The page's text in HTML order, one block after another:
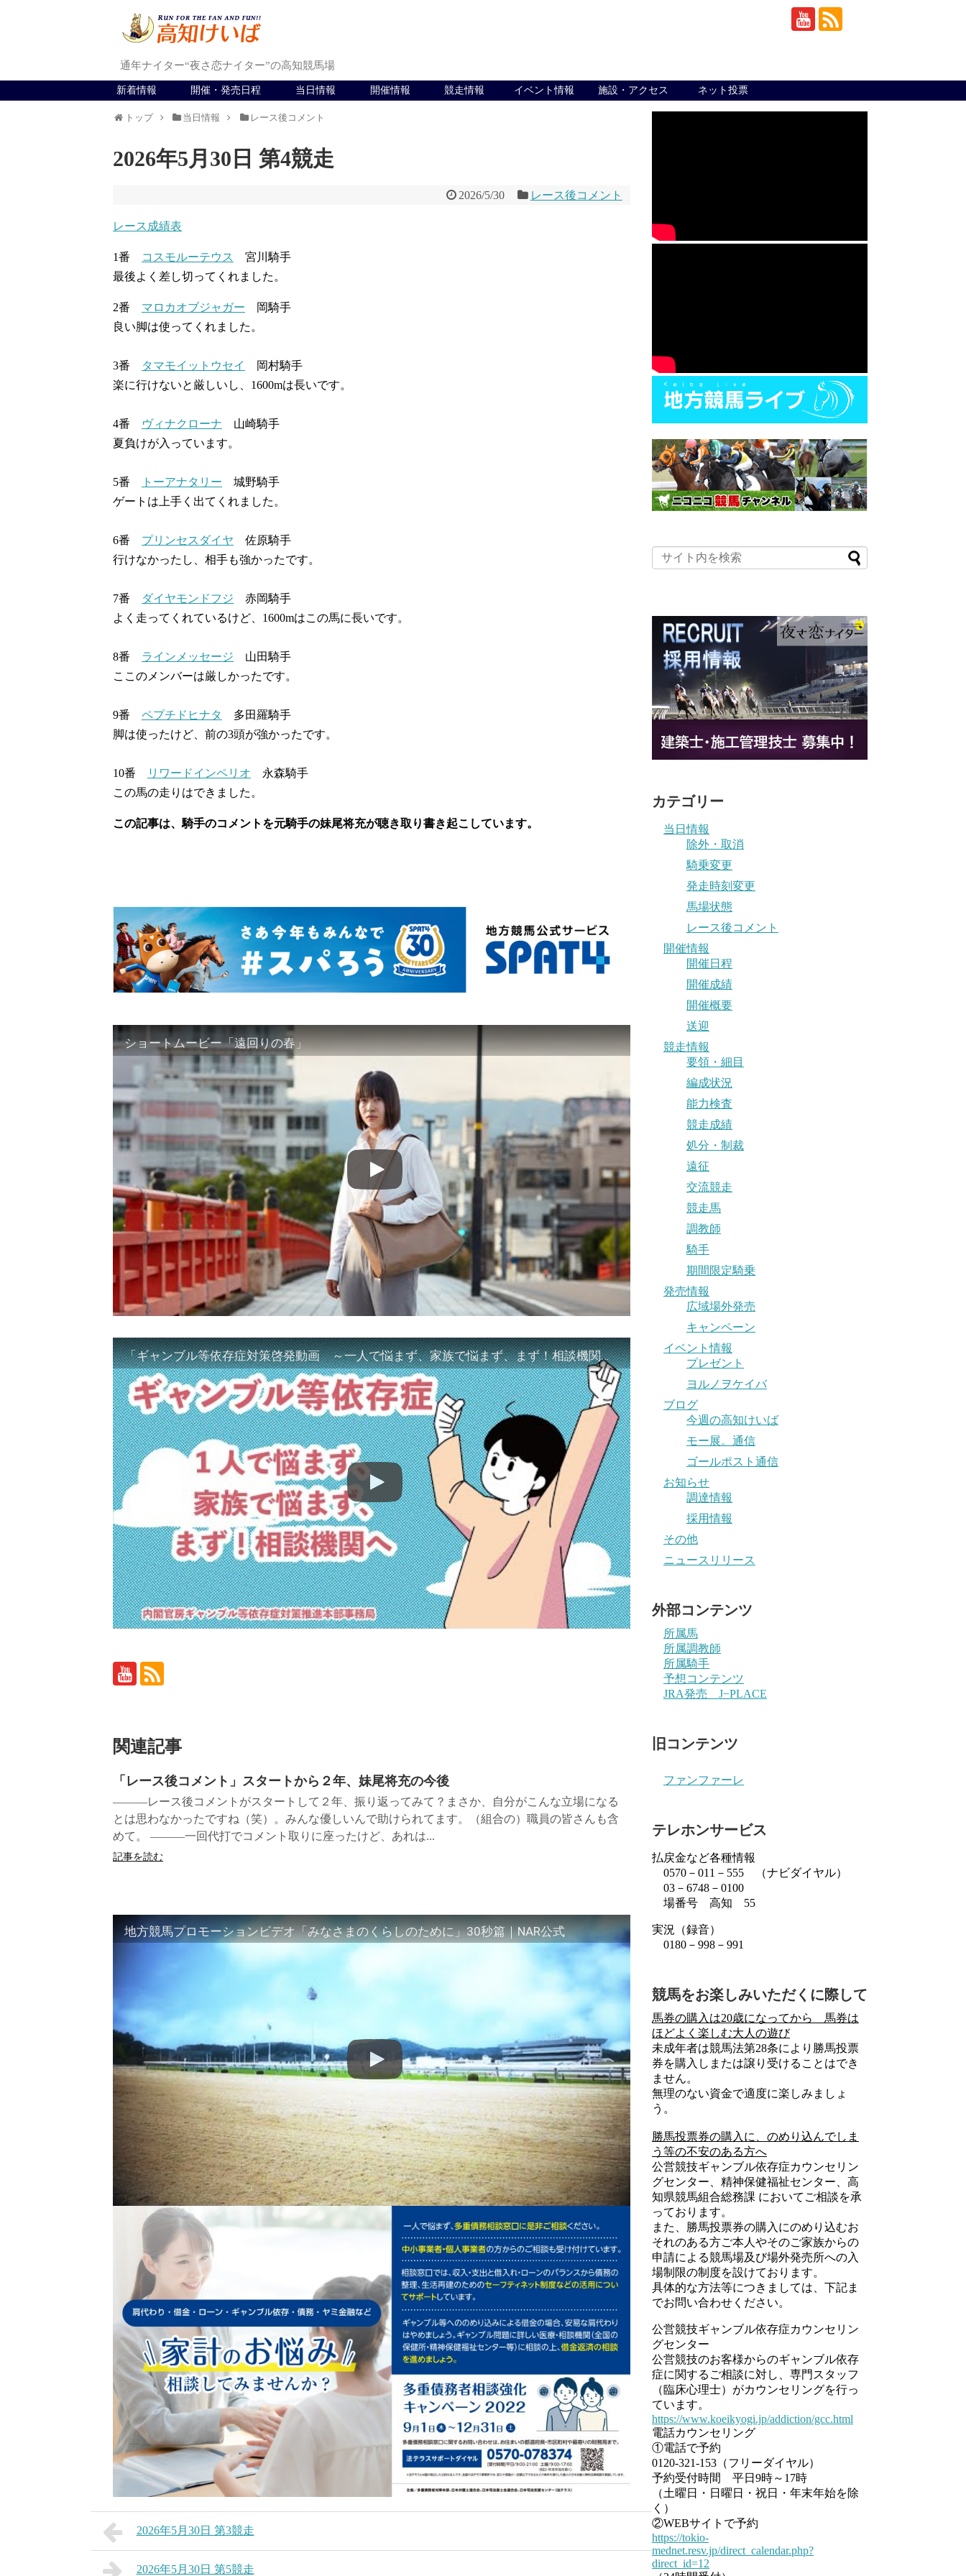
通年ナイター“夜さ恋ナイター”の高知競馬場
新着情報 開催・発売日程 当日情報 開催情報 競走情報 イベント情報 施設・アクセス ネット投票
トップ 当日情報 レース後コメント
2026年5月30日 第4競走
2026/5/30 レース後コメント
レース成績表
1番 コスモルーテウス
宮川騎手
最後よく差し切ってくれました。
2番 マロカオブジャガー 岡騎手
良い脚は使ってくれました。
3番 タマモイットウセイ
岡村騎手
楽に行けないと厳しいし、1600mは長いです。
4番 ヴィナクローナ 山崎騎手
夏負けが入っています。
5番 トーアナタリー 城野騎手
ゲートは上手く出てくれました。
6番 プリンセスダイヤ 佐原騎手
行けなかったし、相手も強かったです。
7番 ダイヤモンドフジ 赤岡騎手
よく走ってくれているけど、1600mはこの馬に長いです。
8番 ラインメッセージ 山田騎手
ここのメンバーは厳しかったです。
9番 ペプチドヒナタ
多田羅騎手
脚は使ったけど、前の3頭が強かったです。
10番 リワードインペリオ 永森騎手
この馬の走りはできました。
この記事は、騎手のコメントを元騎手の妹尾将充が聴き取り書き起こしています。
ショートムービー「遠回りの春」
「ギャンブル等依存症対策啓発動画 ～一人で悩まず、家族で悩まず、まず！相談機関へ～」
関連記事
「レース後コメント」スタートから２年、妹尾将充の今後
———レース後コメントがスタートして２年、振り返ってみて？まさか、自分がこんな立場になる
とは思わなかったですね（笑）。みんな優しいんで助けられてます。（組合の）職員の皆さんも含
めて。 ———一回代打でコメント取りに座ったけど、あれは...
記事を読む
地方競馬プロモーションビデオ「みなさまのくらしのために」30秒篇｜NAR公式
2026年5月30日 第3競走
2026年5月30日 第5競走
カテゴリー
当日情報
除外・取消
騎乗変更
発走時刻変更
馬場状態
レース後コメント
開催情報
開催日程
開催成績
開催概要
送迎
競走情報
要領・細目
編成状況
能力検査
競走成績
処分・制裁
遠征
交流競走
競走馬
調教師
騎手
期間限定騎乗
発売情報
広域場外発売
キャンペーン
イベント情報
プレゼント
ヨルノヲケイバ
ブログ
今週の高知けいば
モー展。通信
ゴールポスト通信
お知らせ
調達情報
採用情報
その他
ニュースリリース
外部コンテンツ
所属馬
所属調教師
所属騎手
予想コンテンツ
JRA発売 J−PLACE
旧コンテンツ
ファンファーレ
テレホンサービス
払戻金など各種情報
0570－011－555 （ナビダイヤル）
03－6748－0100
場番号 高知 55
実況（録音）
0180－998－991
競馬をお楽しみいただくに際して
馬券の購入は20歳になってから 馬券は
ほどよく楽しむ大人の遊び
未成年者は競馬法第28条により勝馬投票
券を購入しまたは譲り受けることはでき
ません。
無理のない資金で適度に楽しみましょ
う。
勝馬投票券の購入に、のめり込んでしま
う等の不安のある方へ
公営競技ギャンブル依存症カウンセリン
グセンター、精神保健福祉センター、高
知県競馬組合総務課 においてご相談を承
っております。
また、勝馬投票券の購入にのめり込むお
それのある方ご本人やそのご家族からの
申請による競馬場及び場外発売所への入
場制限の制度を設けております。
具体的な方法等につきましては、下記ま
でお問い合わせください。
公営競技ギャンブル依存症カウンセリン
グセンター
公営競技のお客様からのギャンブル依存
症に関するご相談に対し、専門スタッフ
（臨床心理士）がカウンセリングを行っ
ています。
https://www.koeikyogi.jp/addiction/gcc.html
電話カウンセリング
①電話で予約
0120-321-153（フリーダイヤル）
予約受付時間 平日9時～17時
（土曜日・日曜日・祝日・年末年始を除
く）
②WEBサイトで予約
https://tokio-
mednet.resv.jp/direct_calendar.php?
direct_id=12